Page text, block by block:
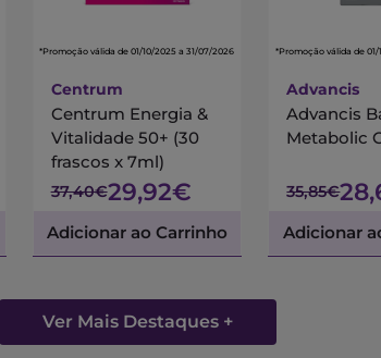
*Promoção válida de 01/10/2025 a 31/07/2026
Centrum
Centrum Energia &
Vitalidade 50+ (30
frascos x 7ml)
37,40€29,92€
Adicionar ao Carrinho
*Promoção válida de
Advancis
Advancis
Metabolic
35,85€
Adicionar
Ver Mais Destaques +